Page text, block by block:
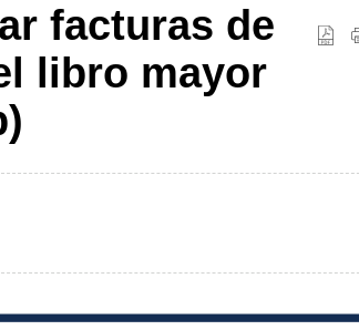
facturas de
libro mayor